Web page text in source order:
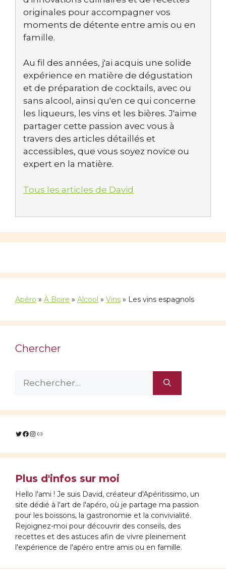
originales pour accompagner vos
moments de détente entre amis ou en
famille.
Au fil des années, j'ai acquis une solide
expérience en matière de dégustation
et de préparation de cocktails, avec ou
sans alcool, ainsi qu'en ce qui concerne
les liqueurs, les vins et les bières. J'aime
partager cette passion avec vous à
travers des articles détaillés et
accessibles, que vous soyez novice ou
expert en la matière.
Tous les articles de David
Apéro » À Boire » Alcool » Vins » Les vins espagnols
Chercher
Rechercher :
Twitter
Facebook
Instagram
Lien
Plus d'infos sur moi
Hello l'ami ! Je suis David, créateur d'Apéritissimo, un
site dédié à l'art de l'apéro, où je partage ma passion
pour les boissons, la gastronomie et la convivialité.
Rejoignez-moi pour découvrir des conseils, des
recettes et des astuces afin de vivre pleinement
l'expérience de l'apéro entre amis ou en famille.